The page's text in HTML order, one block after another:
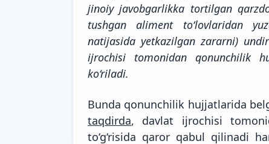
jinoiy javobgarlikka tortilgan
tushgan aliment to‘lovlaridan
natijasida yetkazilgan zararni)
ijrochisi tomonidan qonunchilik
ko‘riladi.
Bunda qonunchilik hujjatlarida
taqdirda, davlat ijrochisi
to‘g‘risida qaror qabul qilinadi